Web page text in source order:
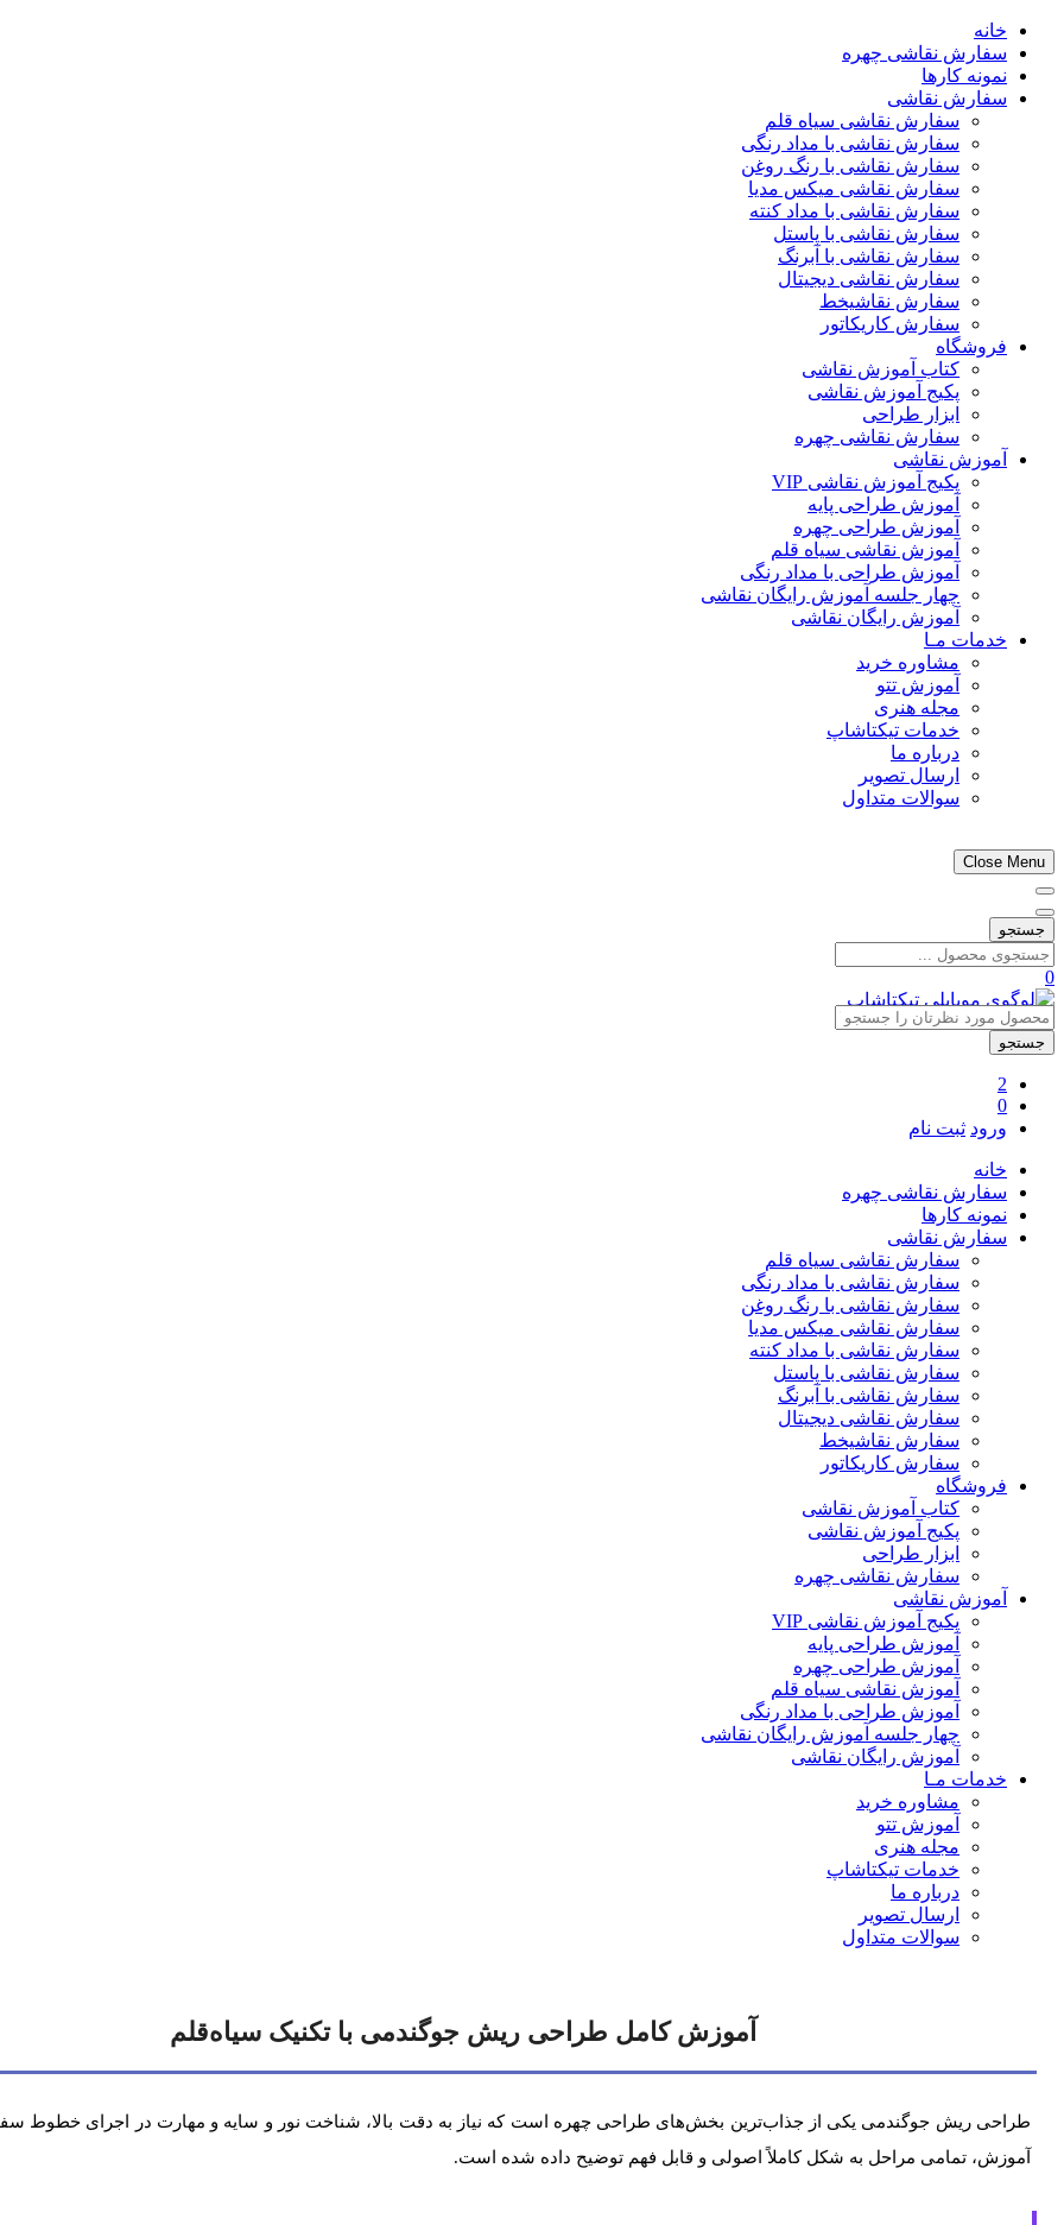
خانه
سفارش نقاشی چهره
نمونه کارها
سفارش نقاشی
سفارش نقاشی سیاه قلم
سفارش نقاشی با مداد رنگی
سفارش نقاشی با رنگ روغن
سفارش نقاشی میکس مدیا
سفارش نقاشی با مداد کنته
سفارش نقاشی با پاستل
سفارش نقاشی با آبرنگ
سفارش نقاشی دیجیتال
سفارش نقاشیخط
سفارش کاریکاتور
فروشگاه
کتاب آموزش نقاشی
پکیج آموزش نقاشی
ابزار طراحی
سفارش نقاشی چهره
آموزش نقاشی
پکیج آموزش نقاشی VIP
آموزش طراحی پایه
آموزش طراحی چهره
آموزش نقاشی سیاه قلم
آموزش طراحی با مداد رنگی
چهار جلسه آموزش رایگان نقاشی
آموزش رایگان نقاشی
خدمات مـا
مشاوره خرید
آموزش تتو
مجله هنری
خدمات تیکتاشاپ
درباره ما
ارسال تصویر
سوالات متداول
Close Menu
جستجو
0
جستجو
2
0
ورود ثبت نام
خانه
سفارش نقاشی چهره
نمونه کارها
سفارش نقاشی
سفارش نقاشی سیاه قلم
سفارش نقاشی با مداد رنگی
سفارش نقاشی با رنگ روغن
سفارش نقاشی میکس مدیا
سفارش نقاشی با مداد کنته
سفارش نقاشی با پاستل
سفارش نقاشی با آبرنگ
سفارش نقاشی دیجیتال
سفارش نقاشیخط
سفارش کاریکاتور
فروشگاه
کتاب آموزش نقاشی
پکیج آموزش نقاشی
ابزار طراحی
سفارش نقاشی چهره
آموزش نقاشی
پکیج آموزش نقاشی VIP
آموزش طراحی پایه
آموزش طراحی چهره
آموزش نقاشی سیاه قلم
آموزش طراحی با مداد رنگی
چهار جلسه آموزش رایگان نقاشی
آموزش رایگان نقاشی
خدمات مـا
مشاوره خرید
آموزش تتو
مجله هنری
خدمات تیکتاشاپ
درباره ما
ارسال تصویر
سوالات متداول
آموزش کامل طراحی ریش جوگندمی با تکنیک سیاه‌قلم
طراحی ریش جوگندمی یکی از جذاب‌ترین بخش‌های طراحی چهره است که نیاز به دقت بالا، شناخت نور و سایه و مهارت در اجرای خطوط
آموزش، تمامی مراحل به شکل کاملاً اصولی و قابل فهم توضیح داده شده است.